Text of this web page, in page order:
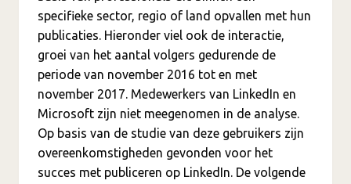
specifieke sector, regio of land opvallen met hun
publicaties. Hieronder viel ook de interactie,
groei van het aantal volgers gedurende de
periode van november 2016 tot en met
november 2017. Medewerkers van LinkedIn en
Microsoft zijn niet meegenomen in de analyse.
Op basis van de studie van deze gebruikers zijn
overeenkomstigheden gevonden voor het
succes met publiceren op LinkedIn. De volgende